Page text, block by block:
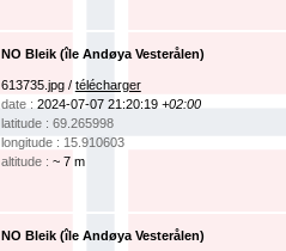
NO Bleik (île Andøya Vesterålen)
613735.jpg / télécharger
date : 2024-07-07 21:20:19 +02:00
latitude : 69.265998
longitude : 15.910603
altitude : ~ 7 m
NO Bleik (île Andøya Vesterålen)